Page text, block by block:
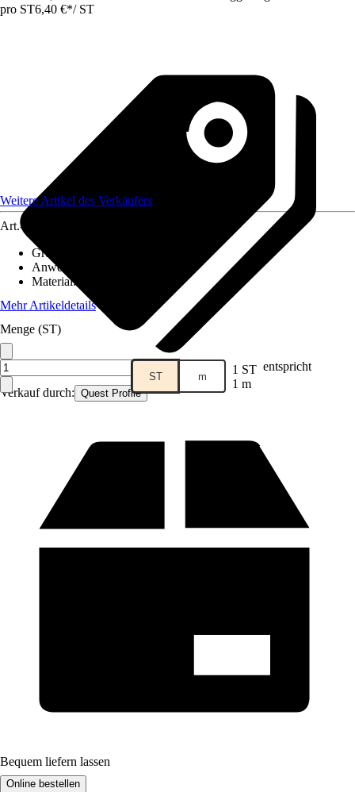
pro ST6,40 €*/ ST
Verkauf durch: Quest Profile
Weitere Artikel des Verkäufers
Art.-Nr.
Grundfarbe
Anwendungsbereich
Material:
Mehr Artikeldetails
Menge (ST)
ST m 1 ST entspricht
1 m
Bequem liefern lassen
Online bestellen